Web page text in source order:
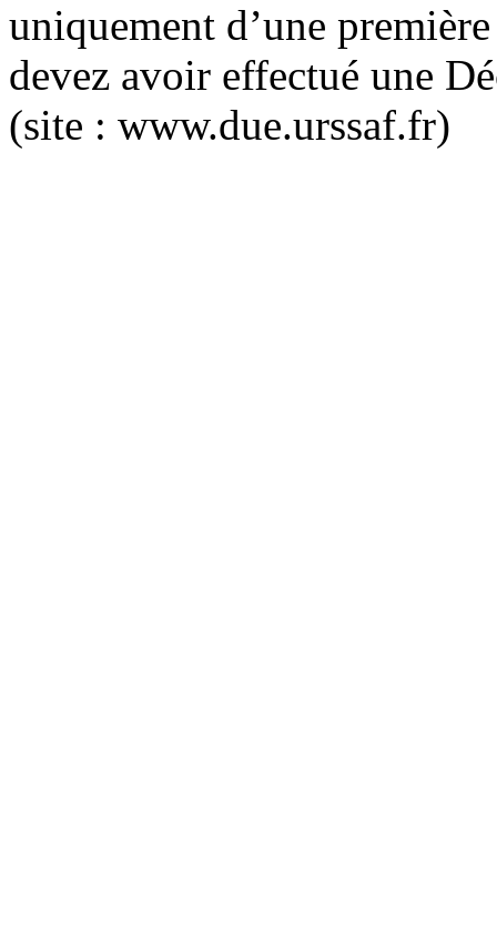
uniquement d’une
devez avoir effectué une
(site : www.due.urssaf.fr)